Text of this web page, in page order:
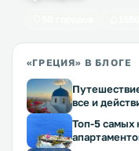
«ГРЕЦИЯ» В БЛОГЕ
все и
Топ-5 самых